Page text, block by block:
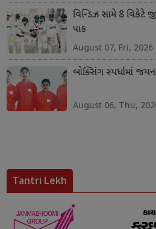
વિન્ડિઝ સામે 8 વિકેટે
પાક
August 07, Fri, 2026
બોક્સિંગ સ્પર્ધામાં
August 06, Thu,
Tantri Lekh